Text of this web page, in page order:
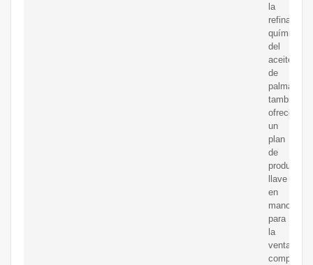
la
refinación
química
del
aceite
de
palma,
también
ofrecemos
un
plan
de
producción
llave
en
mano
para
la
venta
completa